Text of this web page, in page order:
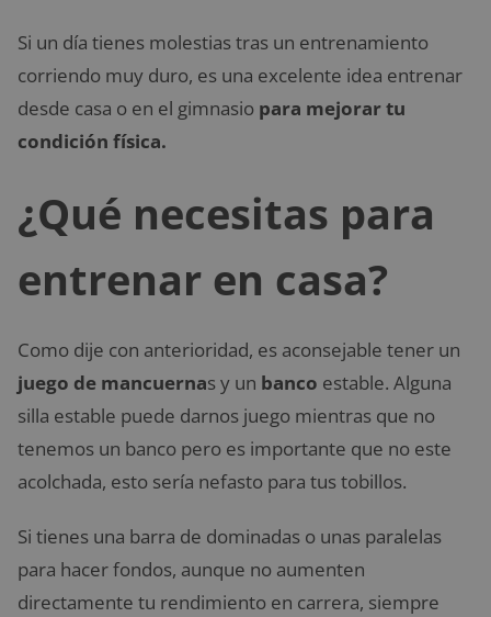
Si un día tienes molestias tras un entrenamiento
corriendo muy duro, es una excelente idea entrenar
desde casa o en el gimnasio para mejorar tu
condición física.
¿Qué necesitas para
entrenar en casa?
Como dije con anterioridad, es aconsejable tener un
juego de mancuernas y un banco estable. Alguna
silla estable puede darnos juego mientras que no
tenemos un banco pero es importante que no este
acolchada, esto sería nefasto para tus tobillos.
Si tienes una barra de dominadas o unas paralelas
para hacer fondos, aunque no aumenten
directamente tu rendimiento en carrera, siempre